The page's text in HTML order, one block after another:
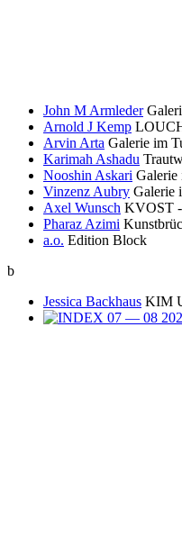
John M Armleder
Arnold J Kemp
Arvin Arta Galerie im
Karimah Ashadu
Nooshin Askari Galerie
Vinzenz Aubry Galerie
Axel Wunsch KVOST -
Pharaz Azimi
a.o. Edition Block
b
Jessica Backhaus KIM